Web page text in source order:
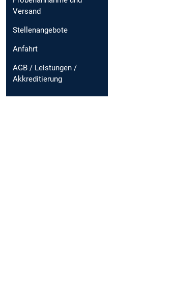
Versand
Stellenangebote
Anfahrt
AGB / Leistungen /
Akkreditierung